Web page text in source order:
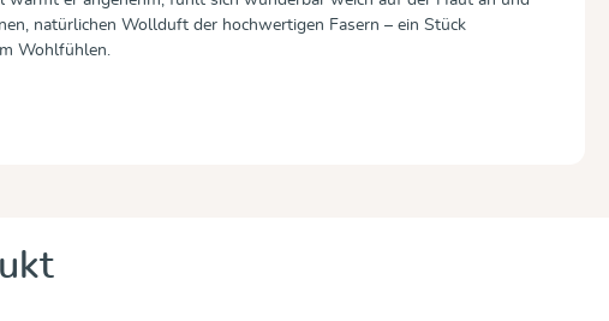
natürlichen Wollduft der hochwertigen Fasern – ein Stück
Wohlfühlen.